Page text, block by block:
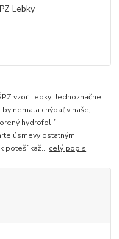
vzor Lebky! Jednoznačne
nemala chýbať v našej
hydrofolií
úsmevy ostatným
poteší kaž... celý popis